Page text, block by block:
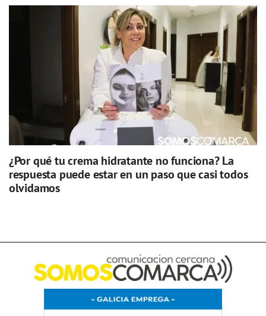
¿Por qué tu crema hidratante no funciona? La
respuesta puede estar en un paso que casi todos
olvidamos